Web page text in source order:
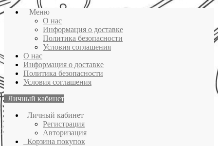
Меню
О нас
Информация о доставке
Политика безопасности
Условия соглашения
О нас
Информация о доставке
Политика безопасности
Условия соглашения
Личный кабинет
Личный кабинет
Регистрация
Авторизация
Корзина покупок